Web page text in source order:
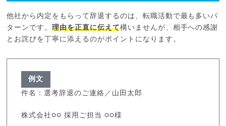
他社から内定をもらって辞退するのは、転職活動で最も多いパ
ターンです。理由を正直に伝えて構いませんが、相手への感謝
とお詫びを丁寧に添えるのがポイントになります。
例文
件名：選考辞退のご連絡／山田太郎
株式会社○○ 採用ご担当 ○○様